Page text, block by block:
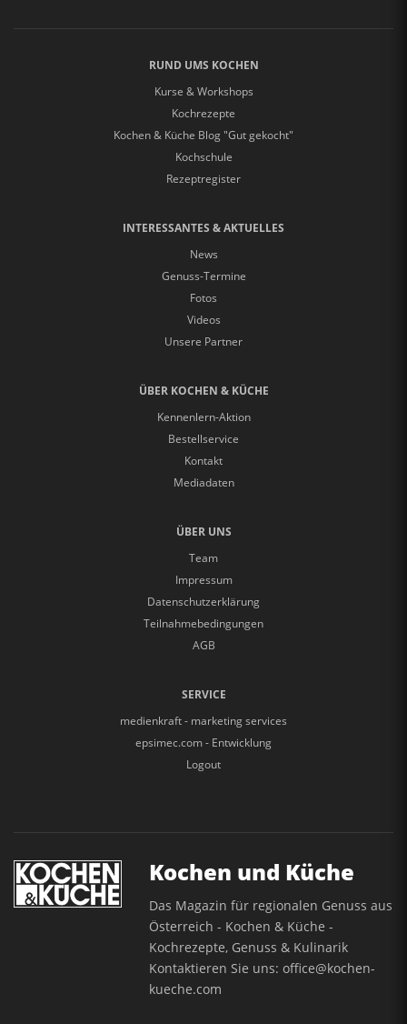
RUND UMS KOCHEN
Kurse & Workshops
Kochrezepte
Kochen & Küche Blog "Gut gekocht"
Kochschule
Rezeptregister
INTERESSANTES & AKTUELLES
News
Genuss-Termine
Fotos
Videos
Unsere Partner
ÜBER KOCHEN & KÜCHE
Kennenlern-Aktion
Bestellservice
Kontakt
Mediadaten
ÜBER UNS
Team
Impressum
Datenschutzerklärung
Teilnahmebedingungen
AGB
SERVICE
medienkraft - marketing services
epsimec.com - Entwicklung
Logout
Kochen und Küche
Das Magazin für regionalen Genuss aus
Österreich - Kochen & Küche -
Kochrezepte, Genuss & Kulinarik
Kontaktieren Sie uns:office@kochen-
kueche.com